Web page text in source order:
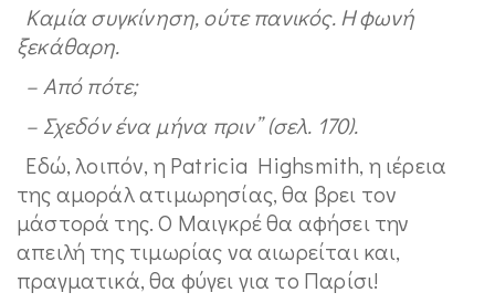
Καμία συγκίνηση, ούτε πανικός. Η φωνή
ξεκάθαρη.
– Από πότε;
– Σχεδόν ένα μήνα πριν” (σελ. 170).
Εδώ, λοιπόν, η Patricia Highsmith, η ιέρεια
της αμοράλ ατιμωρησίας, θα βρει τον
μάστορά της. Ο Μαιγκρέ θα αφήσει την
απειλή της τιμωρίας να αιωρείται και,
πραγματικά, θα φύγει για το Παρίσι!